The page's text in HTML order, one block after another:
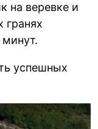
на веревке и
гранях
успешных